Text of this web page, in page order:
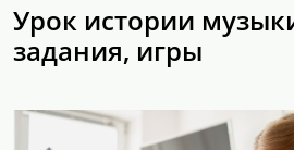
Урок истории
задания, игры